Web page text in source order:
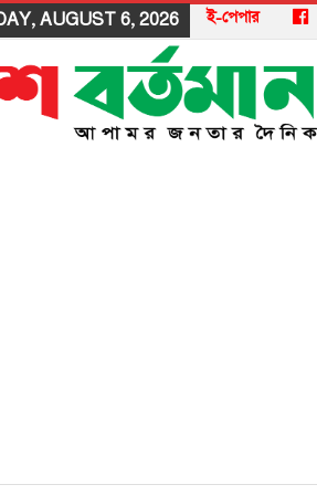
AUGUST 6, 2026 ই-পেপার